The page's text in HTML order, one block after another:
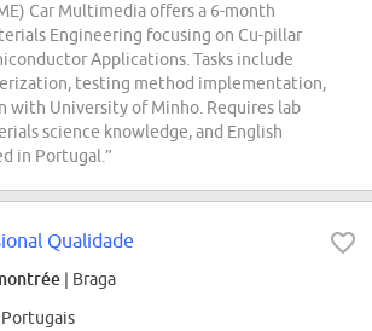
Car Multimedia offers a 6-month
Engineering focusing on Cu-pillar
Applications. Tasks include
testing method implementation,
with University of Minho. Requires lab
science knowledge, and English
in Portugal.”
Qualidade
| Braga